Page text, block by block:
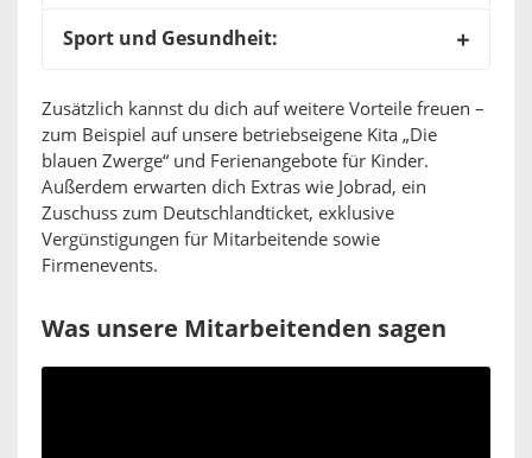
Sport und Gesundheit:
Zusätzlich kannst du dich auf weitere Vorteile freuen –
zum Beispiel auf unsere betriebseigene Kita „Die
blauen Zwerge“ und Ferienangebote für Kinder.
Außerdem erwarten dich Extras wie Jobrad, ein
Zuschuss zum Deutschlandticket, exklusive
Vergünstigungen für Mitarbeitende sowie
Firmenevents.
Was unsere Mitarbeitenden sagen